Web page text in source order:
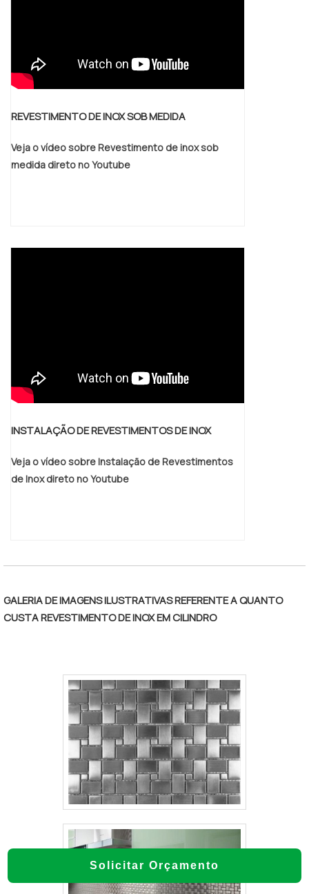
REVESTIMENTO DE INOX SOB MEDIDA
Veja o vídeo sobre Revestimento de inox sob
medida direto no Youtube
INSTALAÇÃO DE REVESTIMENTOS DE INOX
Veja o vídeo sobre Instalação de Revestimentos
de Inox direto no Youtube
GALERIA DE IMAGENS ILUSTRATIVAS REFERENTE A QUANTO
CUSTA REVESTIMENTO DE INOX EM CILINDRO
Solicitar Orçamento